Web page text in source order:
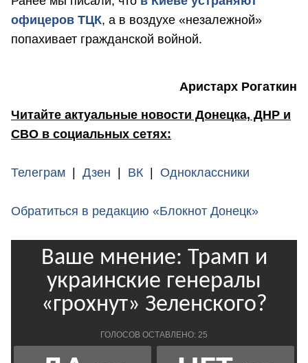
офицеров ТЦК, а в воздухе «незалежной»
попахивает гражданской войной.
Аристарх Рогаткин
Читайте актуальные новости Донецка, ДНР и
СВО в социальных сетях:
Телеграм Дзен ВК Одноклассники
Обратиться в редакцию «Блокнот Донецк»